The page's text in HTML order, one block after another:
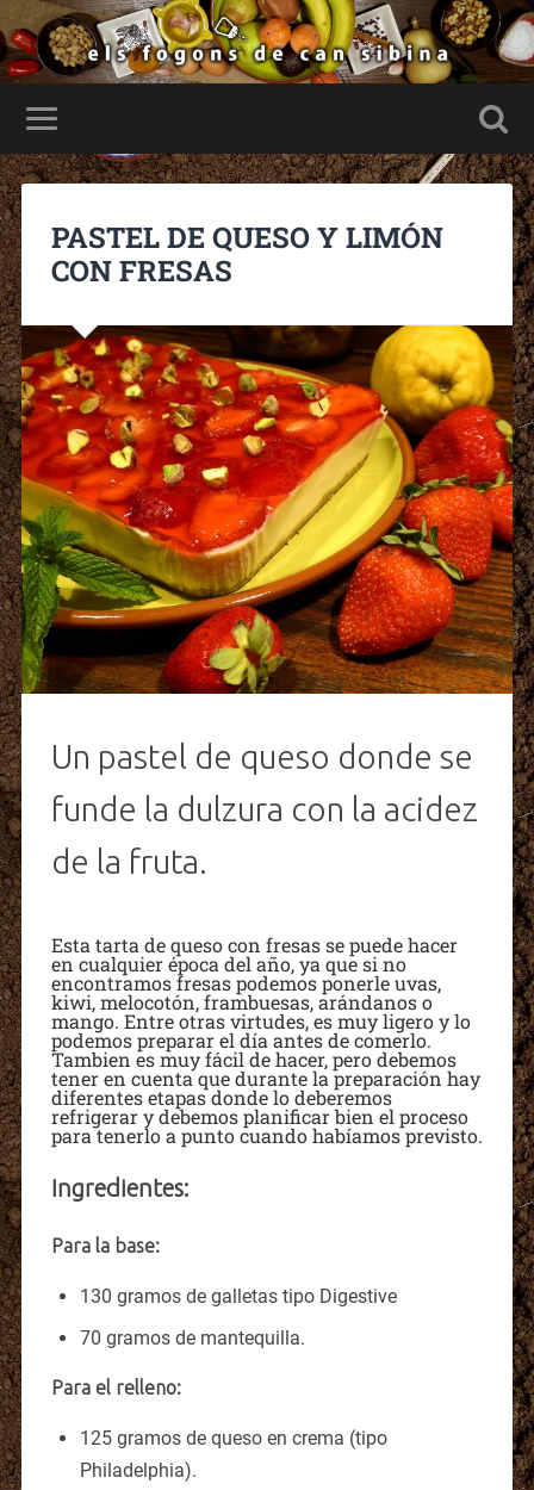
PASTEL DE QUESO Y LIMÓN
CON FRESAS
Un pastel de queso donde se
funde la dulzura con la acidez
de la fruta.
Esta tarta de queso con fresas se puede hacer
en cualquier época del año, ya que si no
encontramos fresas podemos ponerle uvas,
kiwi, melocotón, frambuesas, arándanos o
mango. Entre otras virtudes, es muy ligero y lo
podemos preparar el día antes de comerlo.
Tambien es muy fácil de hacer, pero debemos
tener en cuenta que durante la preparación hay
diferentes etapas donde lo deberemos
refrigerar y debemos planificar bien el proceso
para tenerlo a punto cuando habíamos previsto.
Ingredientes:
Para la base:
130 gramos de galletas tipo Digestive
70 gramos de mantequilla.
Para el relleno:
125 gramos de queso en crema (tipo
Philadelphia).